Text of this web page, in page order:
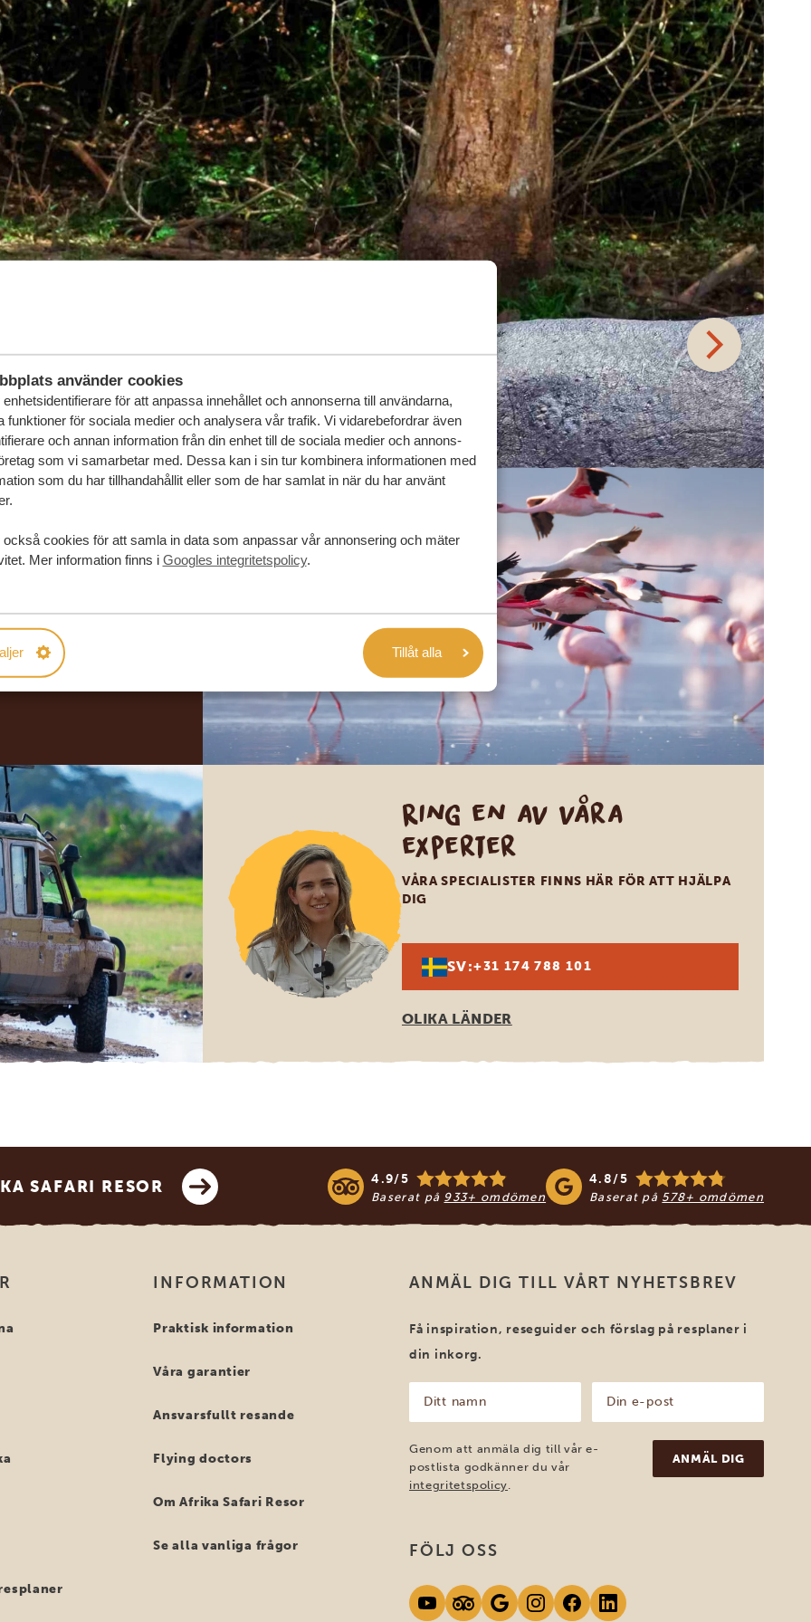
använder cookies
för att anpassa innehållet och annonserna till användarna,
funktioner för sociala medier och analysera vår trafik. Vi vidarebefordrar även
och annan information från din enhet till de sociala medier och annons-
som vi samarbetar med. Dessa kan i sin tur kombinera informationen med
som du har tillhandahållit eller som de har samlat in när du har använt
också cookies för att samla in data som anpassar vår annonsering och mäter
Mer information finns i Googles integritetspolicy.
Tillåt alla
drömresa
Ring en av våra
experter
VÅRA SPECIALISTER FINNS HÄR FÖR ATT HJÄLPA
DIG
SV:+31 174 788 101
OLIKA LÄNDER
SAFARI RESOR 4.9/5
Baserat på 933+ omdömen
4.8/5
Baserat på 578+ omdömen
INFORMATION
Praktisk information
Våra garantier
Ansvarsfullt resande
Flying doctors
Om Afrika Safari Resor
Se alla vanliga frågor
ANMÄL DIG TILL VÅRT NYHETSBREV
Få inspiration, reseguider och förslag på resplaner i
din inkorg.
namn
(Obligatoriskt)
post
(Obligatoriskt)
Genom att anmäla dig till vår e-
postlista godkänner du vår
integritetspolicy.
FÖLJ OSS